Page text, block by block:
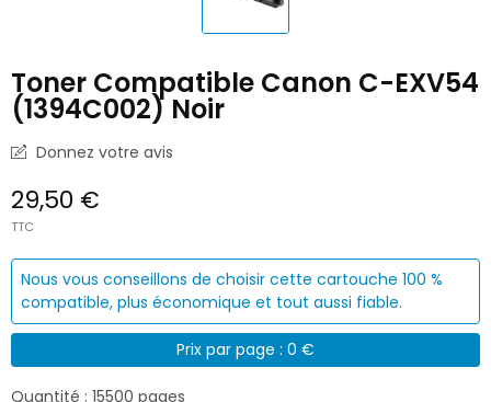
Toner Compatible Canon C-EXV54
(1394C002) Noir
Donnez votre avis
29,50 €
TTC
Nous vous conseillons de choisir cette cartouche 100 %
compatible, plus économique et tout aussi fiable.
Prix par page : 0 €
Quantité : 15500 pages